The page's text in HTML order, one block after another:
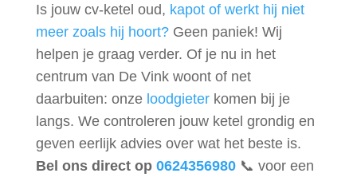
Is jouw cv-ketel oud, kapot of werkt hij niet
meer zoals hij hoort?Geen paniek! Wij
helpen je graag verder. Of je nu in het
centrum van De Vink woont of net
daarbuiten: onze loodgieterkomen bij je
langs. We controleren jouw ketel grondig en
geven eerlijk advies over wat het beste is.
Bel ons direct op 0624356980📞 voor een